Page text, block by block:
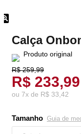
Calça
Produto original
R$ 259,99
R$ 233,99
ou 7x de R$ 33,42
Tamanho Guia de